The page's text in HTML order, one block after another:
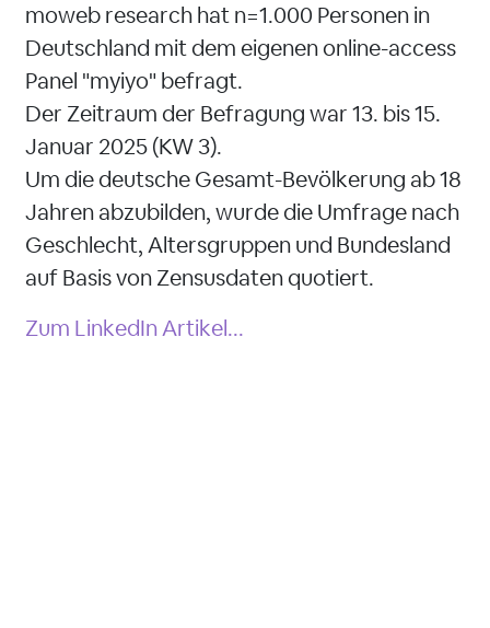
moweb research hat n=1.000 Personen in
Deutschland mit dem eigenen online-access
Panel "myiyo" befragt.
Der Zeitraum der Befragung war 13. bis 15.
Januar 2025 (KW 3).
Um die deutsche Gesamt-Bevölkerung ab 18
Jahren abzubilden, wurde die Umfrage nach
Geschlecht, Altersgruppen und Bundesland
auf Basis von Zensusdaten quotiert.
Zum LinkedIn Artikel...